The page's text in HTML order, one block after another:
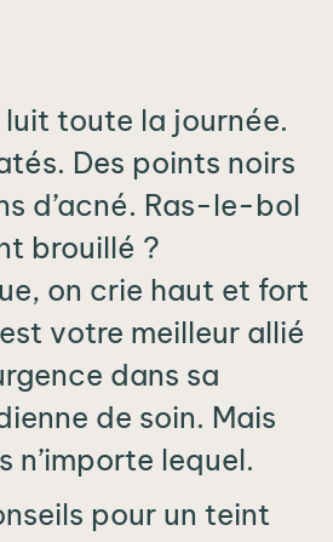
luit toute la journée.
Des points noirs
d’acné. Ras-le-bol
brouillé ?
on crie haut et fort
votre meilleur allié
dans sa
de soin. Mais
n’importe lequel.
pour un teint